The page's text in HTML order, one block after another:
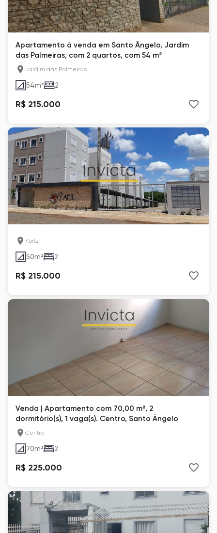
Apartamento à venda em Santo Ângelo, Jardim
das Palmeiras, com 2 quartos, com 54 m²
Jardim das Palmeiras
54m² 2
R$ 215.000
Kurtz
50m² 2
R$ 215.000
Venda | Apartamento com 70,00 m², 2
dormitório(s), 1 vaga(s). Centro, Santo Ângelo
Centro
70m² 2
R$ 225.000